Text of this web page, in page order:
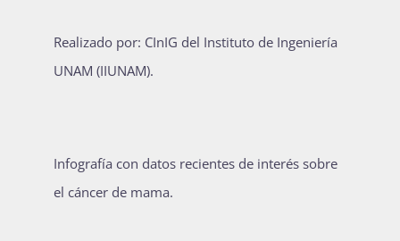
La Boletina
Realizado por: CInIG del Instituto de Ingeniería
UNAM (IIUNAM).
Infografía con datos recientes de interés sobre
el cáncer de mama.